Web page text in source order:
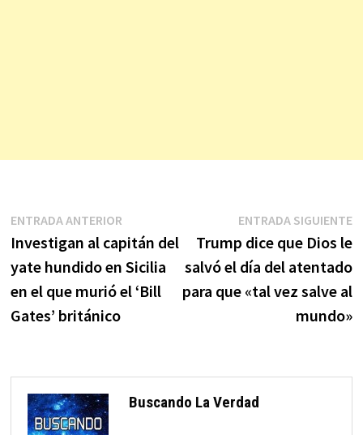
Navegación
de
entradas
ENTRADA ANTERIOREntrada
anterior:
Investigan al capitán del
yate hundido en Sicilia
en el que murió el ‘Bill
Gates’ británico
ENTRADA SIGUIENTE
Trump dice que Dios le
salvó el día del atentado
para que «tal vez salve al
mundo»
Buscando La Verdad